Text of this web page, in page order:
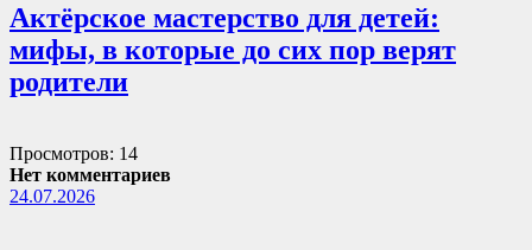
Актёрское мастерство для детей:
мифы, в которые до сих пор верят
родители
Просмотров: 14
Нет комментариев
24.07.2026